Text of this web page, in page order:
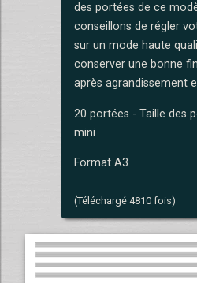
des portées de ce
conseillons de régler
sur un mode haute
conserver une bonne
après agrandissement
20 portées - Taille des
mini
Format A3
(Téléchargé 4810 fois)